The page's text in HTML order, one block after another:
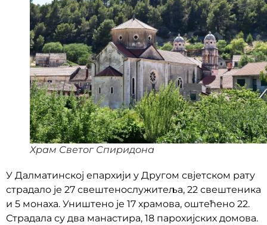
Храм Светог Спиридона
У Далматинској епархији у Другом свјетском рату
страдало је 27 свештенослужитеља, 22 свештеника
и 5 монаха. Уништено је 17 храмова, оштећено 22.
Страдала су два манастира, 18 парохијских домова.